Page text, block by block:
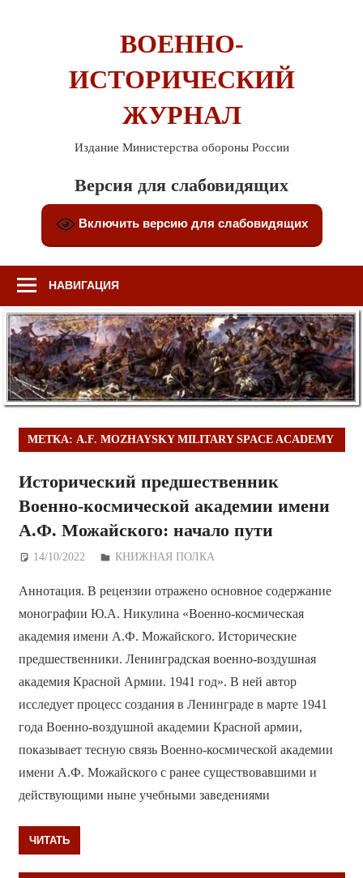
ВОЕННО-
ИСТОРИЧЕСКИЙ
ЖУРНАЛ
Издание Министерства обороны России
Версия для слабовидящих
Включить версию для слабовидящих
НАВИГАЦИЯ
МЕТКА: A.F. MOZHAYSKY MILITARY SPACE ACADEMY
Исторический предшественник
Военно-космической академии имени
А.Ф. Можайского: начало пути
14/10/2022 Дежурный по Редакции
КНИЖНАЯ ПОЛКА
Аннотация. В рецензии отражено основное содержание
монографии Ю.А. Никулина «Военно-космическая
академия имени А.Ф. Можайского. Исторические
предшественники. Ленинградская военно-воздушная
академия Красной Армии. 1941 год». В ней автор
исследует процесс создания в Ленинграде в марте 1941
года Военно-воздушной академии Красной армии,
показывает тесную связь Военно-космической академии
имени А.Ф. Можайского с ранее существовавшими и
действующими ныне учебными заведениями
ЧИТАТЬ